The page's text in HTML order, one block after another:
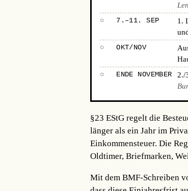
○ 7.–11. SEP
1.
○ OKT/NOV
○ ENDE NOVEMBER 2./
§23 EStG regelt die
länger als ein Jahr im
Einkommensteuer. Die
Oldtimer, Briefmarken,
Mit dem BMF-Schreiben